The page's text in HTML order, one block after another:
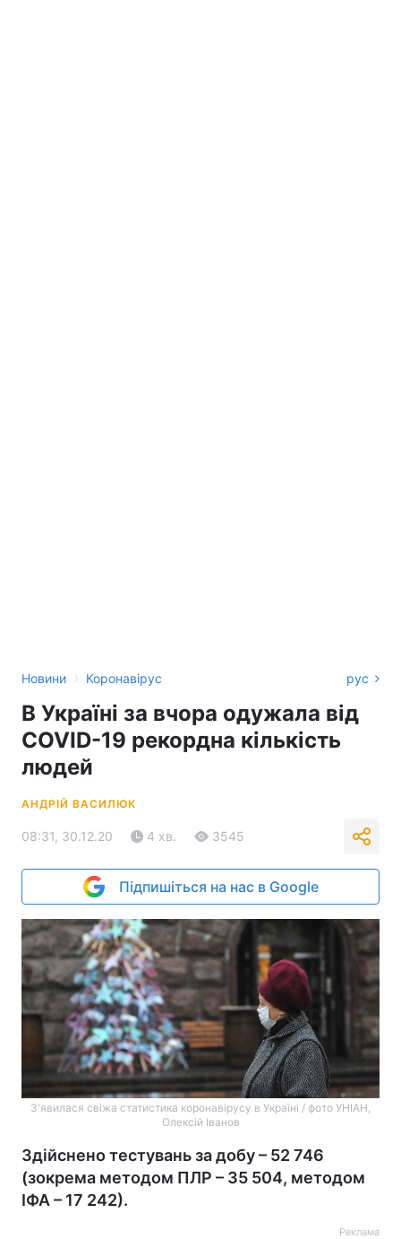
Новини › Коронавірус рус
В Україні за вчора одужала від
COVID-19 рекордна кількість
людей
АНДРІЙ ВАСИЛЮК
08:31, 30.12.20 4 хв. 3545
Підпишіться на нас в Google
З'явилася свіжа статистика коронавірусу в Україні / фото УНІАН,
Олексій Іванов
Здійснено тестувань за добу – 52 746
(зокрема методом ПЛР – 35 504, методом
ІФА – 17 242).
Реклама